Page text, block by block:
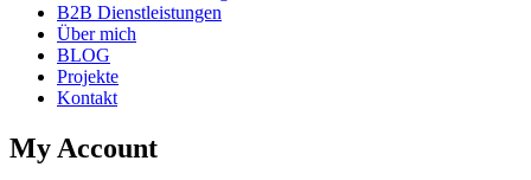
B2B Dienstleistungen
Über mich
BLOG
Projekte
Kontakt
My Account